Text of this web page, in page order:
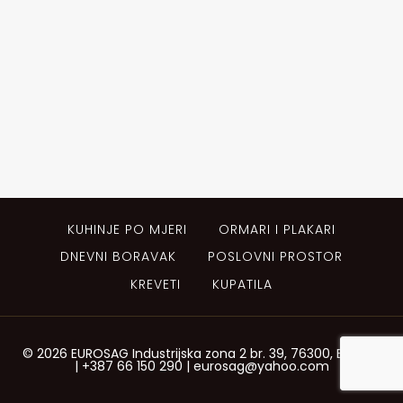
KUHINJE PO MJERI
ORMARI I PLAKARI
DNEVNI BORAVAK
POSLOVNI PROSTOR
KREVETI
KUPATILA
© 2026 EUROSAG Industrijska zona 2 br. 39, 76300, Bijeljina
| +387 66 150 290 | eurosag@yahoo.com